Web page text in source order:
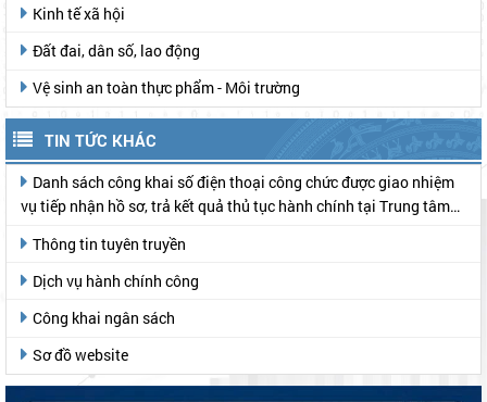
Kinh tế xã hội
Đất đai, dân số, lao động
Vệ sinh an toàn thực phẩm - Môi trường
TIN TỨC KHÁC
vụ tiếp nhận hồ sơ, trả kết quả thủ tục hành chính tại Trung tâm
Thông tin tuyên truyền
Dịch vụ hành chính công
Công khai ngân sách
Sơ đồ website